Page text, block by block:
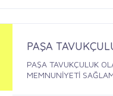
PAŞA
PAŞA TAVUKÇULUK
MEMNUNİYETİ